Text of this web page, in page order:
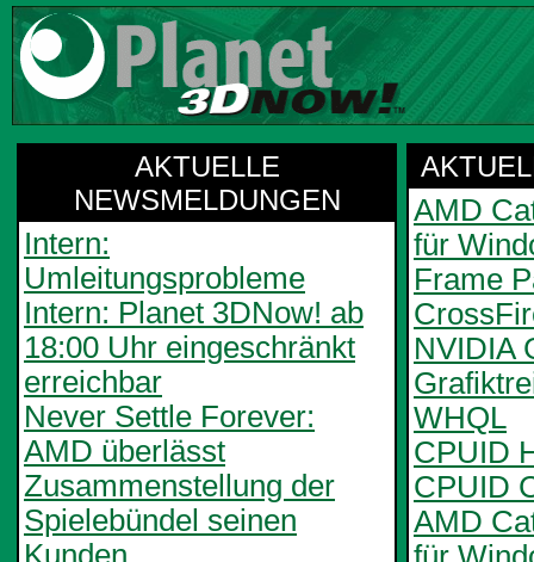
AKTUELLE
NEWSMELDUNGEN
Intern:
Umleitungsprobleme
Intern: Planet 3DNow! ab
18:00 Uhr eingeschränkt
erreichbar
Never Settle Forever:
AMD überlässt
Zusammenstellung der
Spielebündel seinen
Kunden
AMD
für
Frame
NVIDIA
WHQL
CPUID
CPUID
AMD